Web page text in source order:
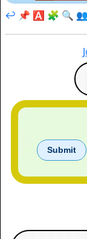
👥
🔍
🧩
🅰️
📌
↩️